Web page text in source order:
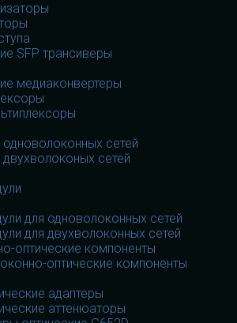
SFP трансиверы
медиаконвертеры
одноволоконных сетей
сетей
для одноволоконных сетей
для двухволоконных сетей
оптические компоненты
оптические компоненты
адаптеры
аттенюаторы